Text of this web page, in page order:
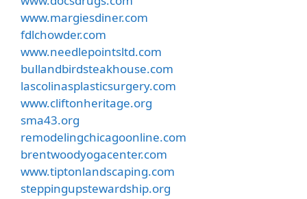
www.margiesdiner.com
fdlchowder.com
www.needlepointsltd.com
bullandbirdsteakhouse.com
lascolinasplasticsurgery.com
www.cliftonheritage.org
sma43.org
remodelingchicagoonline.com
brentwoodyogacenter.com
www.tiptonlandscaping.com
steppingupstewardship.org